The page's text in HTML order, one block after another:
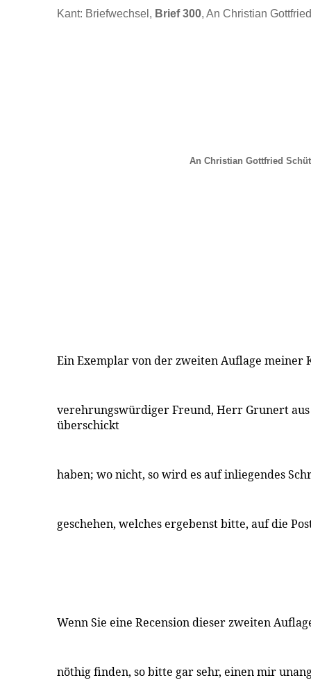
Kant: Briefwechsel, Brief 300, An Christian
An Christian Gottfried
Ein Exemplar von der zweiten Auflage
verehrungswürdiger Freund, Herr Grunert
überschickt
haben; wo nicht, so wird es auf inliegendes
geschehen, welches ergebenst bitte, auf die
Wenn Sie eine Recension dieser zweiten
nöthig finden, so bitte gar sehr, einen mir